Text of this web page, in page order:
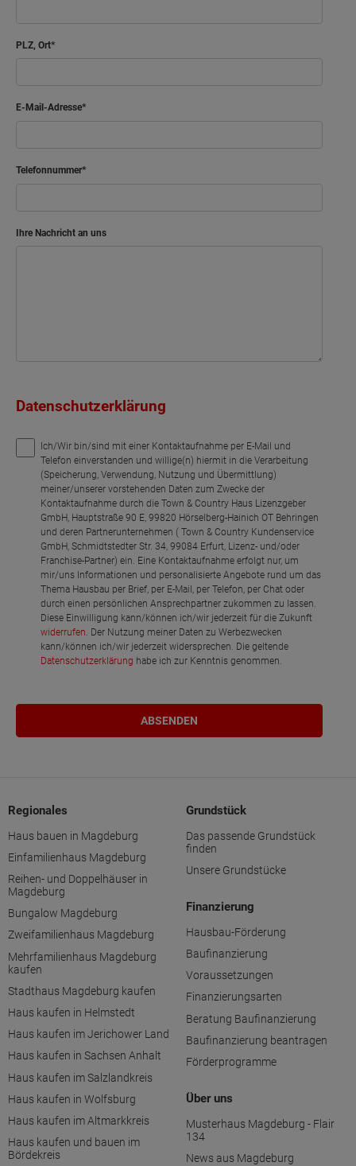
Arbeiten
Bad
Flur
PLZ, Ort
E-Mail-Adresse
Telefonnummer
Ihre Nachricht an uns
Datenschutzerklärung
Ich/Wir bin/sind mit einer Kontaktaufnahme per E-Mail und
Telefon einverstanden und willige(n) hiermit in die Verarbeitung
(Speicherung, Verwendung, Nutzung und Übermittlung)
meiner/unserer vorstehenden Daten zum Zwecke der
Kontaktaufnahme durch die Town & Country Haus Lizenzgeber
GmbH, Hauptstraße 90 E, 99820 Hörselberg-Hainich OT Behringen
und deren Partnerunternehmen ( Town & Country Kundenservice
GmbH, Schmidtstedter Str. 34, 99084 Erfurt, Lizenz- und/oder
Franchise-Partner) ein. Eine Kontaktaufnahme erfolgt nur, um
mir/uns Informationen und personalisierte Angebote rund um das
Thema Hausbau per Brief, per E-Mail, per Telefon, per Chat oder
durch einen persönlichen Ansprechpartner zukommen zu lassen.
Diese Einwilligung kann/können ich/wir jederzeit für die Zukunft
widerrufen . Der Nutzung meiner Daten zu Werbezwecken
kann/können ich/wir jederzeit widersprechen. Die geltende
Datenschutzerklärung habe ich zur Kenntnis genommen.
Regionales
Haus bauen in Magdeburg
Einfamilienhaus Magdeburg
Reihen- und Doppelhäuser in
Magdeburg
Bungalow Magdeburg
Zweifamilienhaus Magdeburg
Mehrfamilienhaus Magdeburg
kaufen
Stadthaus Magdeburg kaufen
Haus kaufen in Helmstedt
Haus kaufen im Jerichower Land
Haus kaufen in Sachsen Anhalt
Haus kaufen im Salzlandkreis
Haus kaufen in Wolfsburg
Haus kaufen im Altmarkkreis
Haus kaufen und bauen im
Bördekreis
Grundstück
Das passende Grundstück
finden
Unsere Grundstücke
Finanzierung
Hausbau-Förderung
Baufinanzierung
Voraussetzungen
Finanzierungsarten
Beratung Baufinanzierung
Baufinanzierung beantragen
Förderprogramme
Über uns
Musterhaus Magdeburg - Flair
134
News aus Magdeburg